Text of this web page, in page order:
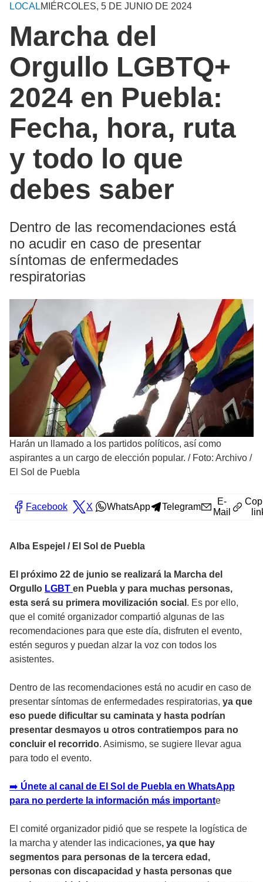
LOCALMIÉRCOLES, 5 DE JUNIO DE 2024
Marcha del
Orgullo LGBTQ+
2024 en Puebla:
Fecha, hora, ruta
y todo lo que
debes saber
Dentro de las recomendaciones está
no acudir en caso de presentar
síntomas de enfermedades
respiratorias
Harán un llamado a los partidos políticos, así como
aspirantes a un cargo de elección popular. / Foto: Archivo /
El Sol de Puebla
Facebook X WhatsApp Telegram
E-
Mail
Alba Espejel / El Sol de Puebla
El próximo 22 de junio se realizará la Marcha del
Orgullo LGBT en Puebla y para muchas personas,
esta será su primera movilización social . Es por ello,
que el comité organizador compartió algunas de las
recomendaciones para que este día, disfruten el evento,
estén seguros y puedan alzar la voz con todos los
asistentes.
Dentro de las recomendaciones está no acudir en caso de
presentar síntomas de enfermedades respiratorias, ya que
eso puede dificultar su caminata y hasta podrían
presentar desmayos u otros contratiempos para no
concluir el recorrido. Asimismo, se sugiere llevar agua
para todo el evento.
➡️ Únete al canal de El Sol de Puebla en WhatsApp
para no perderte la información más importante
El comité organizador pidió que se respete la logística de
la marcha y atender las indicaciones, ya que hay
segmentos para personas de la tercera edad,
personas con discapacidad y hasta personas que